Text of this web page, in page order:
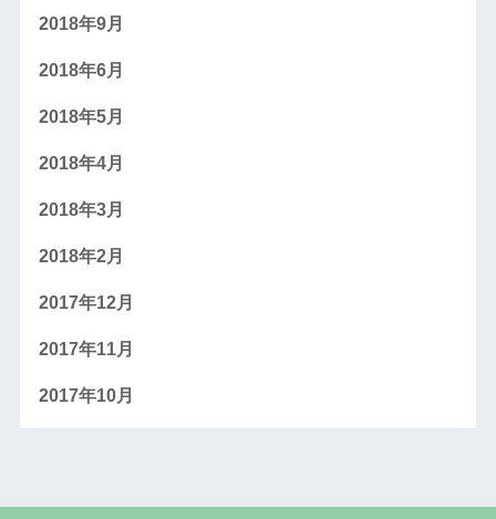
2018年9月
2018年6月
2018年5月
2018年4月
2018年3月
2018年2月
2017年12月
2017年11月
2017年10月